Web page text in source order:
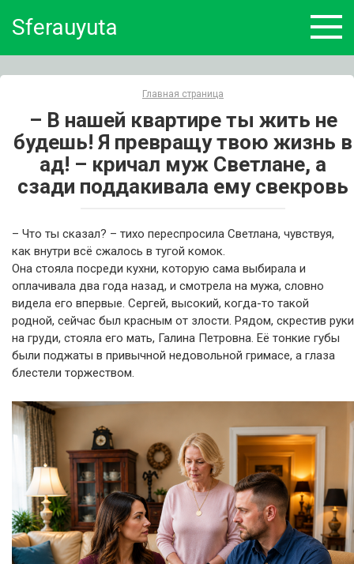
Sferauyuta
Главная страница
– В нашей квартире ты жить не
будешь! Я превращу твою жизнь в
ад! – кричал муж Светлане, а
сзади поддакивала ему свекровь
– Что ты сказал? – тихо переспросила Светлана, чувствуя,
как внутри всё сжалось в тугой комок.
Она стояла посреди кухни, которую сама выбирала и
оплачивала два года назад, и смотрела на мужа, словно
видела его впервые. Сергей, высокий, когда-то такой
родной, сейчас был красным от злости. Рядом, скрестив руки
на груди, стояла его мать, Галина Петровна. Её тонкие губы
были поджаты в привычной недовольной гримасе, а глаза
блестели торжеством.